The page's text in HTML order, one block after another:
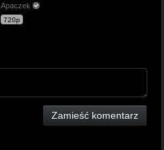
Apaczek
720p
Zamieść komentarz